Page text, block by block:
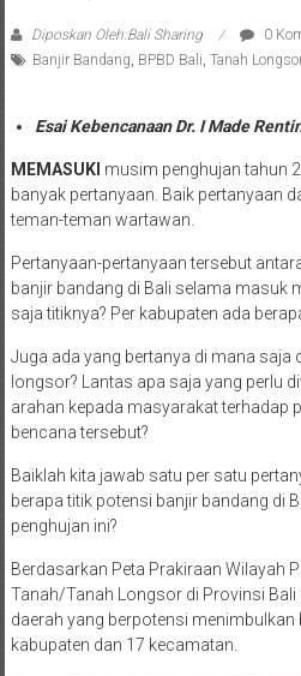
Diposkan Oleh:Bali Sharing
0
Banjir Bandang BPBD Bali Tanah
Esai Kebencanaan Dr. I Made
MEMASUKI musim penghujan tahun
banyak pertanyaan. Baik pertanyaan
teman-teman wartawan.
Pertanyaan-pertanyaan tersebut
banjir bandang di Bali selama masuk
saja titiknya? Per kabupaten ada
Juga ada yang bertanya di mana saja
longsor? Lantas apa saja yang perlu
arahan kepada masyarakat terhadap
bencana tersebut?
Baiklah kita jawab satu per satu
berapa titik potensi banjir bandang di
penghujan ini?
Berdasarkan Peta Prakiraan Wilayah
Tanah/Tanah Longsor di Provinsi Bali
daerah yang berpotensi menimbulkan
kabupaten dan 17 kecamatan.